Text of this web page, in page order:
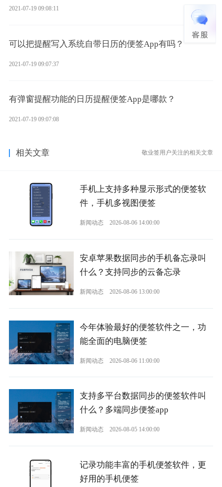
2021-07-19 09:08:11
可以把提醒写入系统自带日历的便签App有吗？
2021-07-19 09:07:37
有弹窗提醒功能的日历提醒便签App是哪款？
2021-07-19 09:07:08
相关文章 敬业签用户关注的相关文章
手机上支持多种显示形式的便签软
件，手机多视图便签
新闻动态 2026-08-06 14:00:00
安卓苹果数据同步的手机备忘录叫
什么？支持同步的云备忘录
新闻动态 2026-08-06 13:00:00
今年体验最好的便签软件之一，功
能全面的电脑便签
新闻动态 2026-08-06 11:00:00
支持多平台数据同步的便签软件叫
什么？多端同步便签app
新闻动态 2026-08-05 14:00:00
记录功能丰富的手机便签软件，更
好用的手机便签